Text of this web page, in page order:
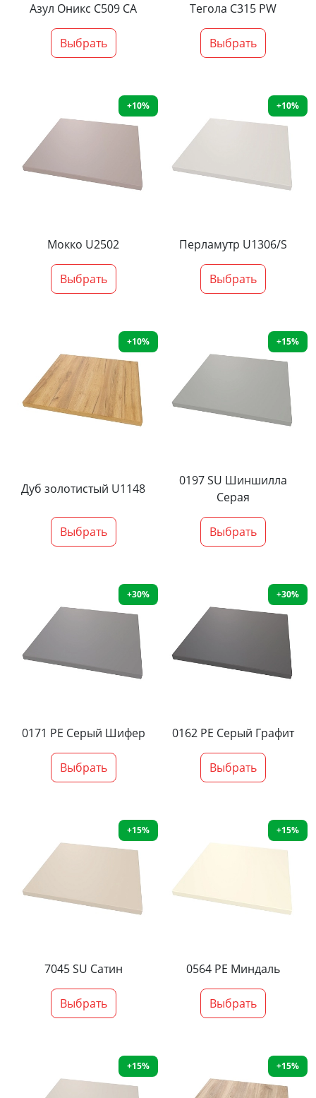
Азул Оникс С509 СА
Выбрать
Тегола С315 PW
Выбрать
+10%
Мокко U2502
Выбрать
+10%
Перламутр U1306/S
Выбрать
+10%
Дуб золотистый U1148
Выбрать
+15%
0197 SU Шиншилла
Серая
Выбрать
+30%
0171 PE Серый Шифер
Выбрать
+30%
0162 PE Серый Графит
Выбрать
+15%
7045 SU Сатин
Выбрать
+15%
0564 PE Миндаль
Выбрать
+15% +15%